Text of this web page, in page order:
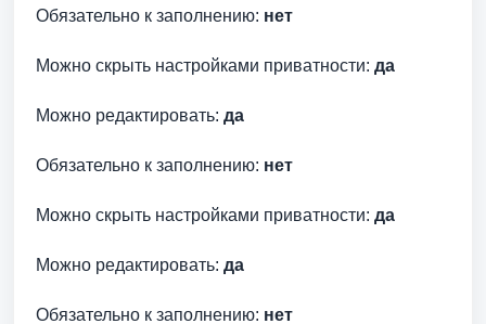
Обязательно к заполнению: нет
Можно скрыть настройками приватности: да
Можно редактировать: да
Обязательно к заполнению: нет
Можно скрыть настройками приватности: да
Можно редактировать: да
Обязательно к заполнению: нет